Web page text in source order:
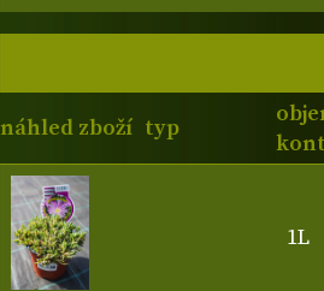
náhled zboží typ
1L